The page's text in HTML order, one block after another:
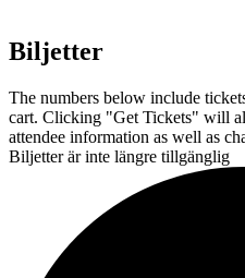
Biljetter
The numbers below include
cart. Clicking "Get Tickets" will
attendee information as well as
Biljetter är inte längre tillgänglig